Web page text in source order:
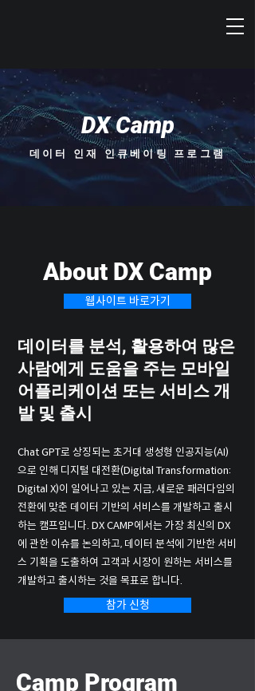
DX Camp
데이터 인재 인큐베이팅 프로그램
About DX Camp
웹사이트 바로가기
데이터를 분석, 활용하여 많은
사람에게 도움을 주는 모바일
어플리케이션 또는 서비스 개
발 및 출시
Chat GPT로 상징되는 초거대 생성형 인공지능(AI)
으로 인해 디지털 대전환(Digital Transformation:
Digital X)이 일어나고 있는 지금, 새로운 패러다임의
전환에 맞춘 데이터 기반의 서비스를 개발하고 출시
하는 캠프입니다. DX CAMP에서는 가장 최신의 DX
에 관한 이슈를 논의하고, 데이터 분석에 기반한 서비
스 기획을 도출하여 고객과 시장이 원하는 서비스를
개발하고 출시하는 것을 목표로 합니다.
참가 신청
Camp Program